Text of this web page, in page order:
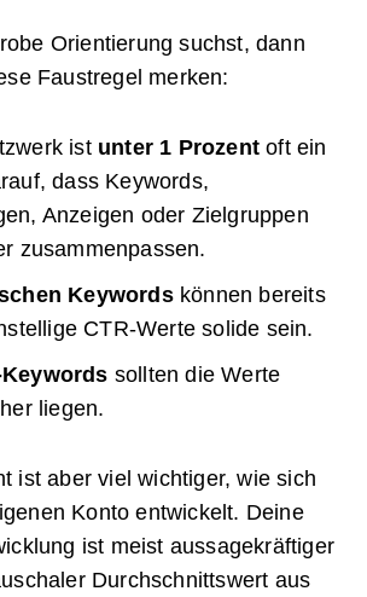
Orientierung suchst, dann
Faustregel merken:
ist unter 1 Prozent oft ein
dass Keywords,
Anzeigen oder Zielgruppen
zusammenpassen.
Keywordskönnen bereits
CTR-Werte solide sein.
sollten die Werte
liegen.
ist aber viel wichtiger, wie sich
Konto entwickelt. Deine
ist meist aussagekräftiger
Durchschnittswert aus